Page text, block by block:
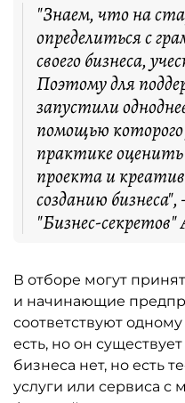
"Знаем, что на
определиться с
своего бизнеса,
Поэтому для
запустили
помощью
практике оценить
проекта и
созданию
"Бизнес-
В отборе могут
и начинающие
соответствуют
есть, но он
бизнеса нет, но есть
услуги или сервиса